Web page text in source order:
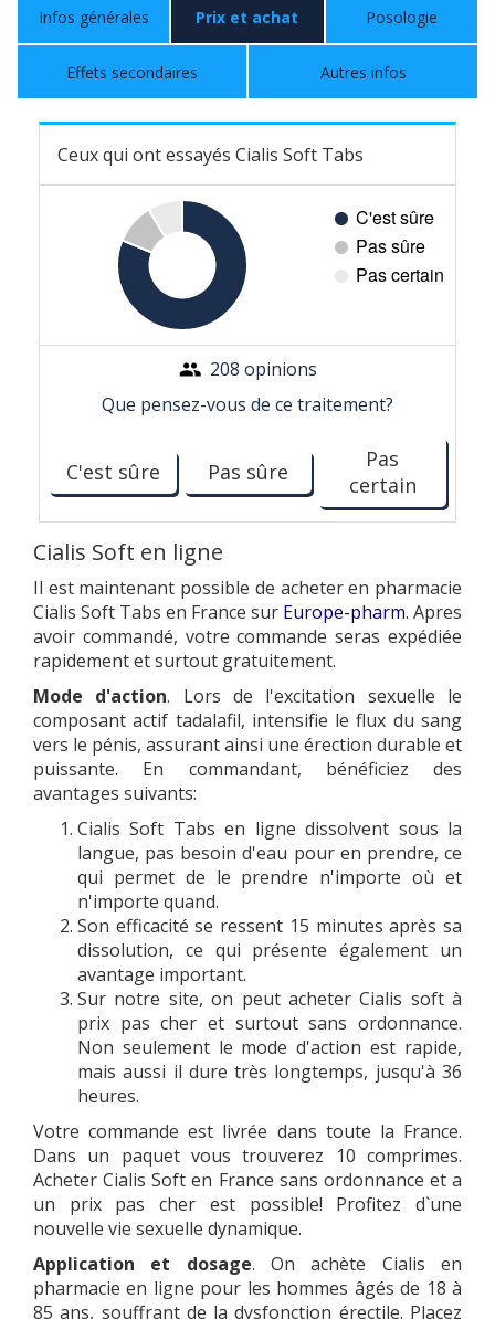
Infos générales Prix et achat Posologie
Effets secondaires Autres infos
Ceux qui ont essayés Cialis Soft Tabs
208 opinions
Que pensez-vous de ce traitement?
C'est sûre Pas sûre
Pas
certain
Cialis Soft en ligne
Il est maintenant possible de acheter en pharmacie
Cialis Soft Tabs en France sur Europe-pharm. Apres
avoir commandé, votre commande seras expédiée
rapidement et surtout gratuitement.
Mode d'action. Lors de l'excitation sexuelle le
composant actif tadalafil, intensifie le flux du sang
vers le pénis, assurant ainsi une érection durable et
puissante. En commandant, bénéficiez des
avantages suivants:
Cialis Soft Tabs en ligne dissolvent sous la
langue, pas besoin d'eau pour en prendre, ce
qui permet de le prendre n'importe où et
n'importe quand.
Son efficacité se ressent 15 minutes après sa
dissolution, ce qui présente également un
avantage important.
Sur notre site, on peut acheter Cialis soft à
prix pas cher et surtout sans ordonnance.
Non seulement le mode d'action est rapide,
mais aussi il dure très longtemps, jusqu'à 36
heures.
Votre commande est livrée dans toute la France.
Dans un paquet vous trouverez 10 comprimes.
Acheter Cialis Soft en France sans ordonnance et a
un prix pas cher est possible! Profitez d`une
nouvelle vie sexuelle dynamique.
Application et dosage. On achète Cialis en
pharmacie en ligne pour les hommes âgés de 18 à
85 ans, souffrant de la dysfonction érectile. Placez